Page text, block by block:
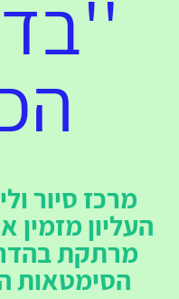
מרכז סיור
העליון
מרתקת
הסימטאות